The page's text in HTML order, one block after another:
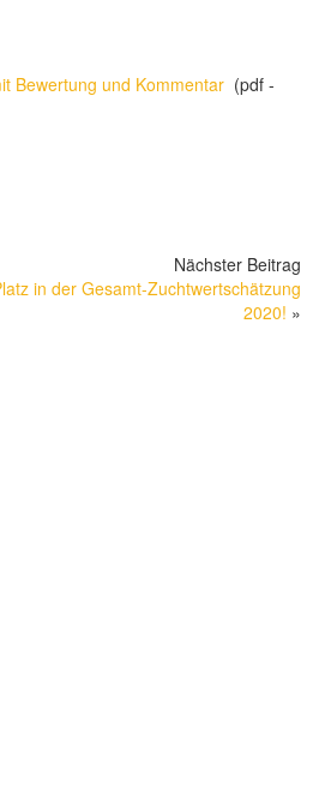
Bewertung und Kommentar (pdf -
Nächster Beitrag
in der Gesamt-Zuchtwertschätzung
2020! »